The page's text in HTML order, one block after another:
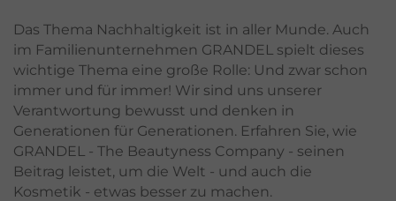
Das Thema Nachhaltigkeit ist in aller Munde. Auch
im Familienunternehmen GRANDEL spielt dieses
wichtige Thema eine große Rolle: Und zwar schon
immer und für immer! Wir sind uns unserer
Verantwortung bewusst und denken in
Generationen für Generationen. Erfahren Sie, wie
GRANDEL - The Beautyness Company - seinen
Beitrag leistet, um die Welt - und auch die
Kosmetik - etwas besser zu machen.